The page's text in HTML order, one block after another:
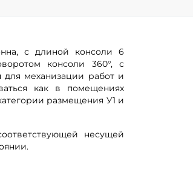
с длиной консоли 6
консоли 360°, с
механизации работ и
как в помещениях
размещения У1 и
несущей